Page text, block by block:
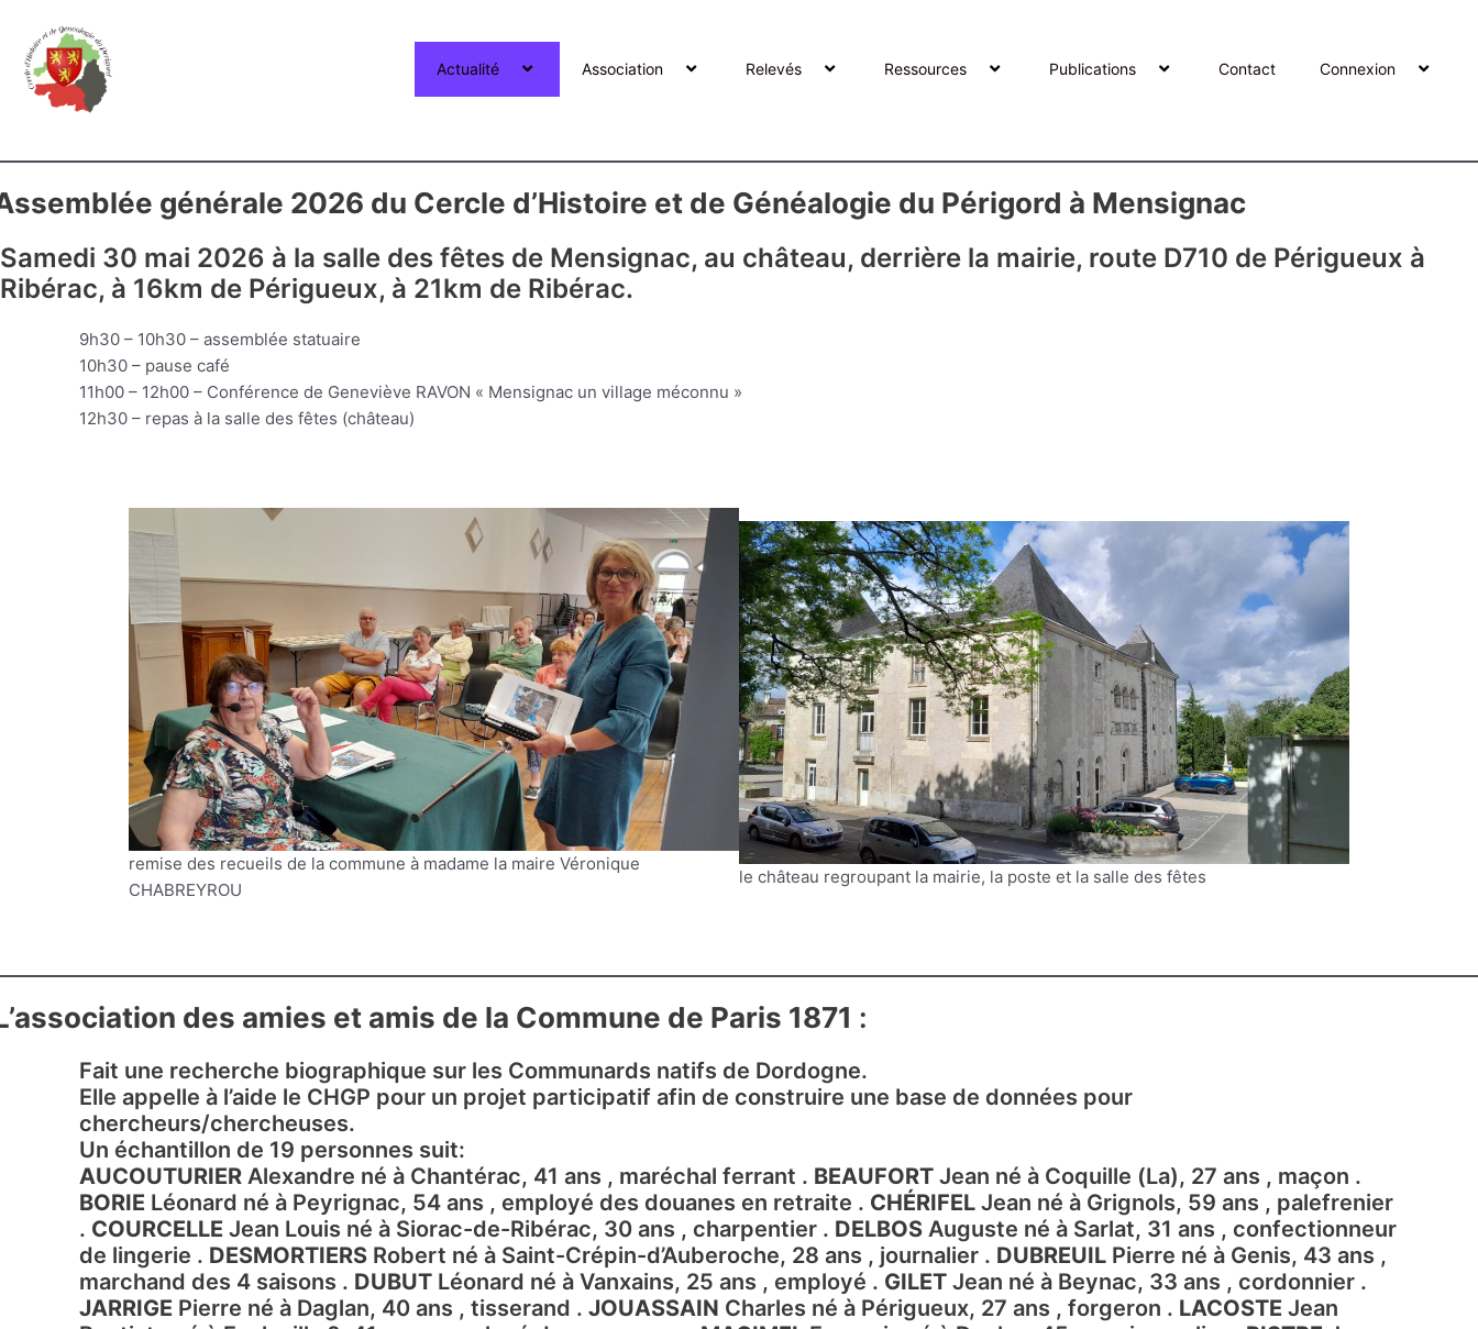
contenu
Actualité Association Relevés Ressources Publications Contact Connexion
générale 2026 du Cercle d’Histoire et de Généalogie du Périgord à Mensignac
Samedi 30 mai 2026 à la salle des fêtes de Mensignac, au château, derrière la mairie, route D710 de Périgueux à
Ribérac, à 16km de Périgueux, à 21km de Ribérac.
9h30 – 10h30 – assemblée statuaire
10h30 – pause café
11h00 – 12h00 – Conférence de Geneviève RAVON « Mensignac un village méconnu »
12h30 – repas à la salle des fêtes (château)
remise des recueils de la commune à madame la maire Véronique
CHABREYROU
le château regroupant la mairie, la poste et la salle des fêtes
des amies et amis de la Commune de Paris 1871 :
Fait une recherche biographique sur les Communards natifs de Dordogne.
Elle appelle à l’aide le CHGP pour un projet participatif afin de construire une base de données pour
chercheurs/chercheuses.
Un échantillon de 19 personnes suit:
AUCOUTURIER Alexandre né à Chantérac, 41 ans , maréchal ferrant . BEAUFORT Jean né à Coquille (La), 27 ans , maçon .
BORIE Léonard né à Peyrignac, 54 ans , employé des douanes en retraite . CHÉRIFEL Jean né à Grignols, 59 ans , palefrenier
. COURCELLE Jean Louis né à Siorac-de-Ribérac, 30 ans , charpentier . DELBOS Auguste né à Sarlat, 31 ans , confectionneur
de lingerie . DESMORTIERS Robert né à Saint-Crépin-d’Auberoche, 28 ans , journalier . DUBREUIL Pierre né à Genis, 43 ans ,
marchand des 4 saisons . DUBUT Léonard né à Vanxains, 25 ans , employé . GILET Jean né à Beynac, 33 ans , cordonnier .
JARRIGE Pierre né à Daglan, 40 ans , tisserand . JOUASSAIN Charles né à Périgueux, 27 ans , forgeron . LACOSTE Jean